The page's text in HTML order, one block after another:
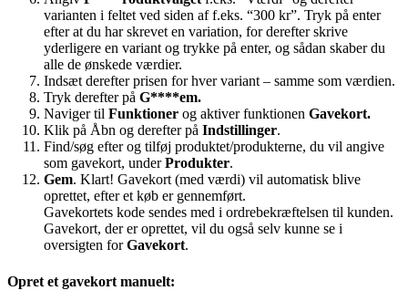
varianten i feltet ved siden af f.eks. “300 kr”. Tryk på enter
efter at du har skrevet en variation, for derefter skrive
yderligere en variant og trykke på enter, og sådan skaber du
alle de ønskede værdier.
Indsæt derefter prisen for hver variant – samme som værdien.
Tryk derefter på G****em.
Naviger til Funktioner og aktiver funktionen Gavekort.
Klik på Åbn og derefter på Indstillinger.
Find/søg efter og tilføj produktet/produkterne, du vil angive
som gavekort, underProdukter.
Gem. Klart! Gavekort (med værdi) vil automatisk blive
oprettet, efter et køb er gennemført.
Gavekortets kode sendes med i ordrebekræftelsen til kunden.
Gavekort, der er oprettet, vil du også selv kunne se i
oversigten forGavekort.
Opret et gavekort manuelt: